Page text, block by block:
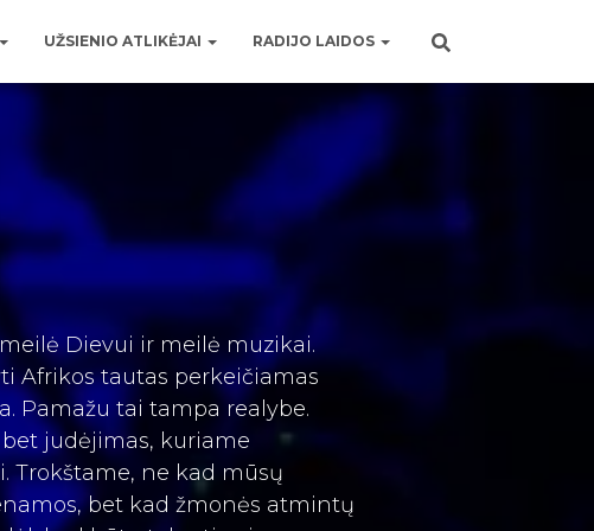
UŽSIENIO ATLIKĖJAI RADIJO LAIDOS
Dievui ir meilė muzikai.
Afrikos tautas perkeičiamas
Pamažu tai tampa realybe.
judėjimas, kuriame
Trokštame, ne kad mūsų
bet kad žmonės atmintų